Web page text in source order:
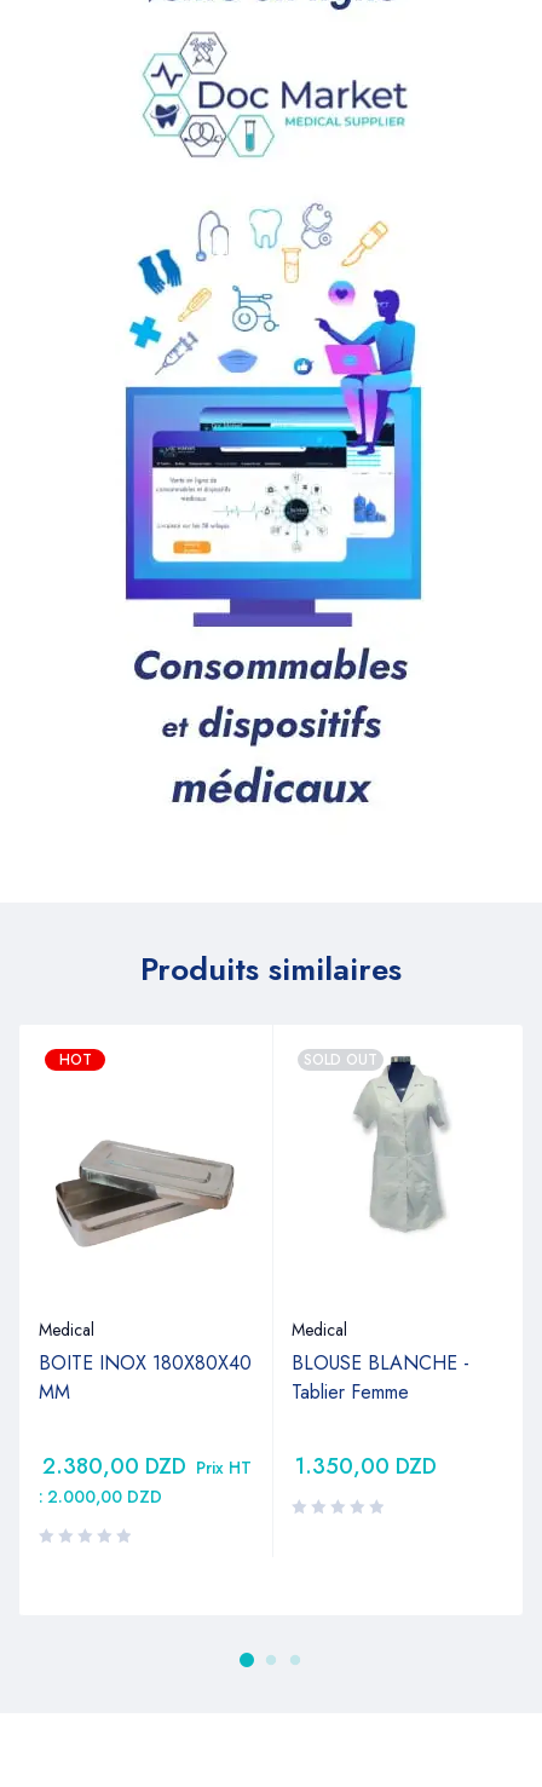
Produits similaires
HOT
Medical
BOITE INOX 180X80X40
MM
2.380,00 DZD Prix HT
: 2.000,00 DZD
SOLD OUT
Medical
BLOUSE BLANCHE -
Tablier Femme
1.350,00 DZD